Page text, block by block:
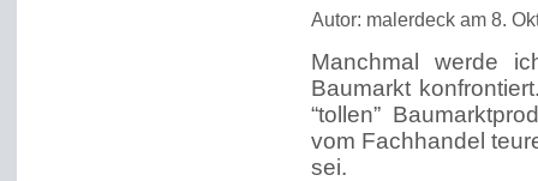
Autor: malerdeck am 8.
Manchmal werde
Baumarkt
“tollen”
vom Fachhandel
sei.